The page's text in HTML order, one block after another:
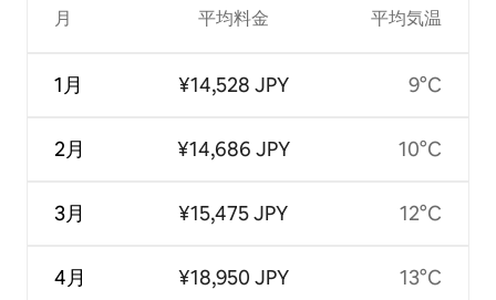
月
1月
2月
3月
4月
平均料金
¥14,528 JPY
¥14,686 JPY
¥15,475 JPY
¥18,950 JPY
平均気温
9°C
10°C
12°C
13°C